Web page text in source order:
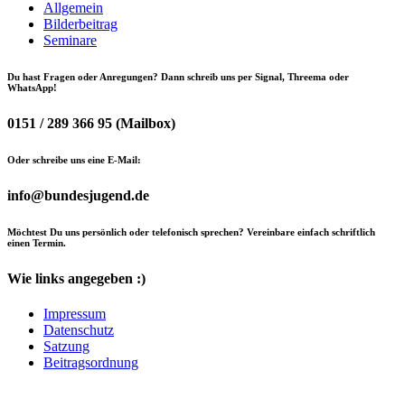
Allgemein
Bilderbeitrag
Seminare
Du hast Fragen oder Anregungen? Dann schreib uns per Signal, Threema oder
WhatsApp!
0151 / 289 366 95 (Mailbox)
Oder schreibe uns eine E-Mail:
info@bundesjugend.de
Möchtest Du uns persönlich oder telefonisch sprechen? Vereinbare einfach schriftlich
einen Termin.
Wie links angegeben :)
Impressum
Datenschutz
Satzung
Beitragsordnung